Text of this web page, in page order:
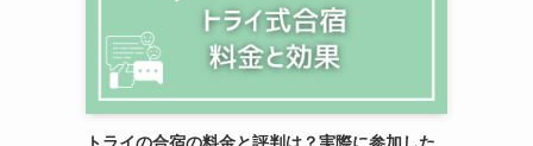
トライの合宿の料金と評判は？実際に参加した